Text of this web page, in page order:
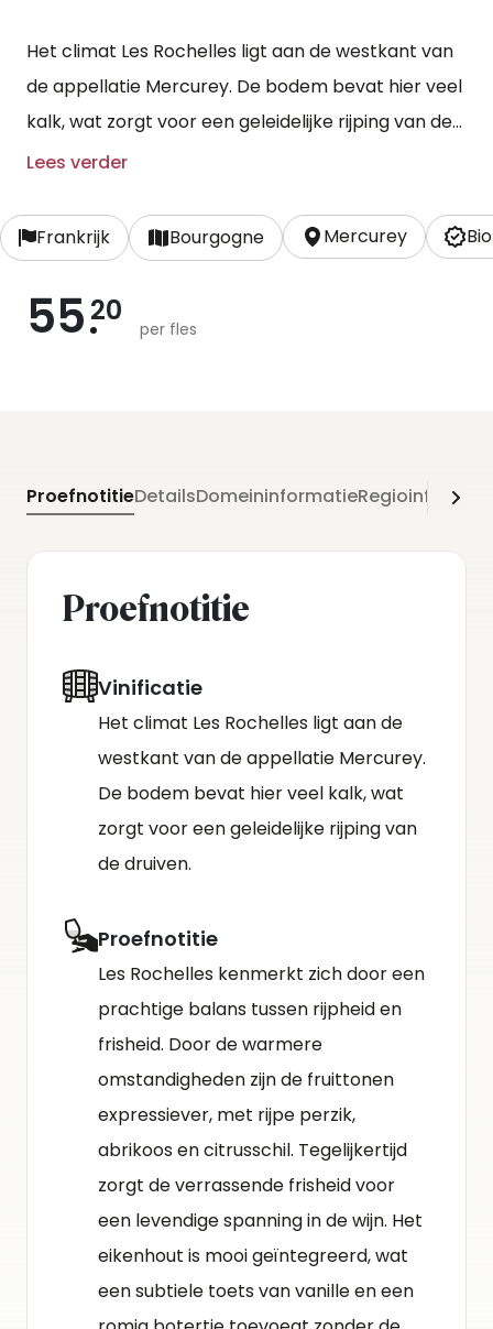
Het climat Les Rochelles ligt aan de westkant van
de appellatie Mercurey. De bodem bevat hier veel
kalk, wat zorgt voor een geleidelijke rijping van de
druiven.
Lees verder
Frankrijk Bourgogne Mercurey
55 20
per fles
ProefnotitieDetailsDomeininformatie
Proefnotitie
Vinificatie
Het climat Les Rochelles ligt aan de
westkant van de appellatie Mercurey.
De bodem bevat hier veel kalk, wat
zorgt voor een geleidelijke rijping van
de druiven.
Proefnotitie
Les Rochelles kenmerkt zich door een
prachtige balans tussen rijpheid en
frisheid. Door de warmere
omstandigheden zijn de fruittonen
expressiever, met rijpe perzik,
abrikoos en citrusschil. Tegelijkertijd
zorgt de verrassende frisheid voor
een levendige spanning in de wijn. Het
eikenhout is mooi geïntegreerd, wat
een subtiele toets van vanille en een